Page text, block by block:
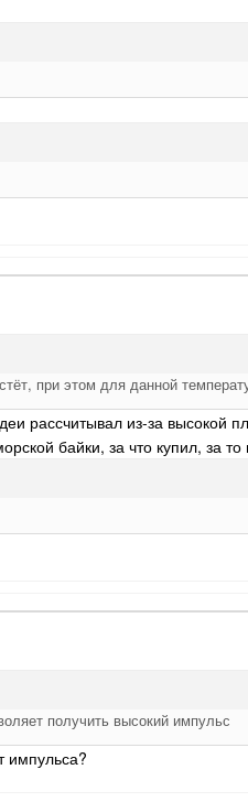
при этом для данной
рассчитывал из-за высокой
байки, за что купил, за
получить высокий импульс
импульса?